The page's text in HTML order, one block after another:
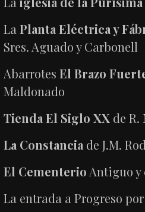
LaPlanta Eléctrica y
Sres. Aguado y Carbonell
AbarrotesEl Brazo
Maldonado
Tienda El Siglo XX de R.
La Constancia de J.M.
El Cementerio Antiguo y
La entrada a Progreso